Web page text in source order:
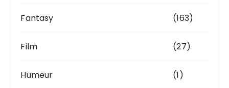
Fantasy (163)
Film (27)
Humeur (1)